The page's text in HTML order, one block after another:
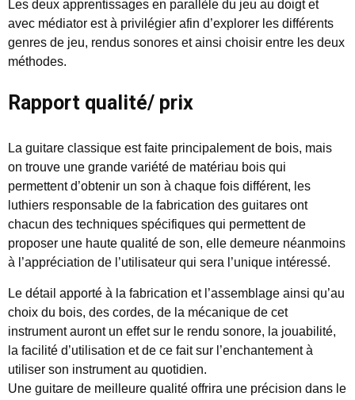
Les deux apprentissages en parallèle du jeu au doigt et
avec médiator est à privilégier afin d’explorer les différents
genres de jeu, rendus sonores et ainsi choisir entre les deux
méthodes.
Rapport qualité/ prix
La guitare classique est faite principalement de bois, mais
on trouve une grande variété de matériau bois qui
permettent d’obtenir un son à chaque fois différent, les
luthiers responsable de la fabrication des guitares ont
chacun des techniques spécifiques qui permettent de
proposer une haute qualité de son, elle demeure néanmoins
à l’appréciation de l’utilisateur qui sera l’unique intéressé.
Le détail apporté à la fabrication et l’assemblage ainsi qu’au
choix du bois, des cordes, de la mécanique de cet
instrument auront un effet sur le rendu sonore, la jouabilité,
la facilité d’utilisation et de ce fait sur l’enchantement à
utiliser son instrument au quotidien.
Une guitare de meilleure qualité offrira une précision dans le